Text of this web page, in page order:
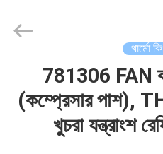
INDUSTRY
থার্মো
781306 FAN
(কম্প্রেসার পাশ),
খুচরা যন্ত্রাংশ